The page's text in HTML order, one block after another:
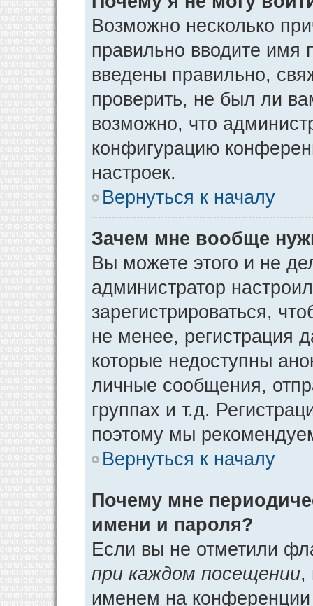
Возможно несколько
правильно вводите имя
введены правильно,
проверить, не был ли
возможно, что
конфигурацию
настроек.
Вернуться к началу
Зачем мне вообще
Вы можете этого и не
администратор
зарегистрироваться,
не менее, регистрация
которые недоступны
личные сообщения,
группах и т.д.
поэтому мы
Вернуться к началу
Почему мне
имени и пароля?
Если вы не отметили
при каждом посещении,
именем на конференции